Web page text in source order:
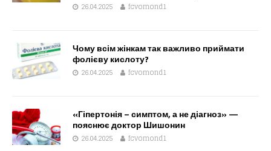
26.04.2025 fcvomond1
Чому всім жінкам так важливо приймати
фолієву кислоту?
26.04.2025 fcvomond1
«Гіпертонія – симптом, а не діагноз» —
пояснює доктор Шишонин
26.04.2025 fcvomond1